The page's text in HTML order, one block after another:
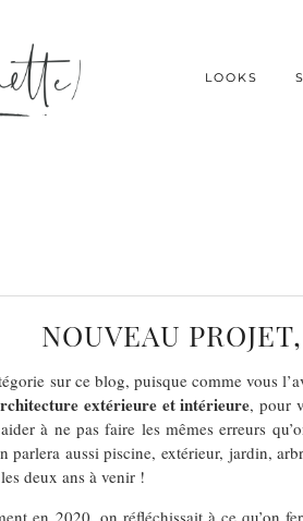
LOOKS
NOUVEAU
sur ce blog, puisque comme vous
extérieure et intérieure, pour
à ne pas faire les mêmes erreurs
parlera aussi piscine, extérieur, jardin,
deux ans à venir !
en 2020, on réfléchissait à ce qu’on